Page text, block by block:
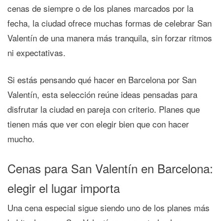
cenas de siempre o de los planes marcados por la
fecha, la ciudad ofrece muchas formas de celebrar San
Valentín de una manera más tranquila, sin forzar ritmos
ni expectativas.
Si estás pensando qué hacer en Barcelona por San
Valentín, esta selección reúne ideas pensadas para
disfrutar la ciudad en pareja con criterio. Planes que
tienen más que ver con elegir bien que con hacer
mucho.
Cenas para San Valentín en Barcelona:
elegir el lugar importa
Una cena especial sigue siendo uno de los planes más